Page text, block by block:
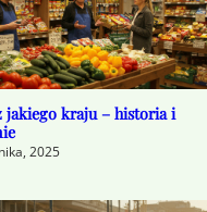
jakiego kraju – historia i
2025